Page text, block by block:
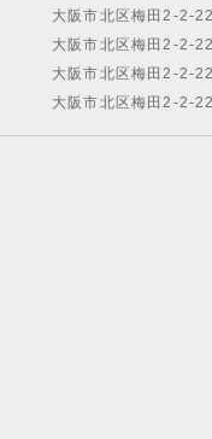
大阪市北区梅田2-2-
大阪市北区梅田2-2-
大阪市北区梅田2-2-
大阪市北区梅田2-2-